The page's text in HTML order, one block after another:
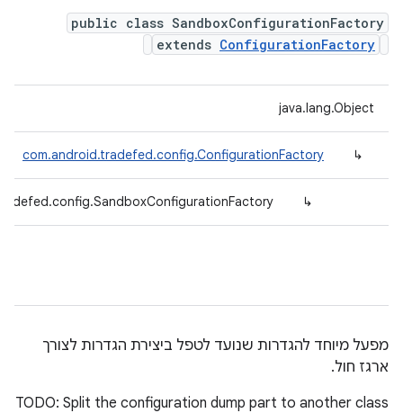
public class SandboxConfigurationFactory
extends ConfigurationFactory
java.lang.Object
↳
com.android.tradefed.config.ConfigurationFactory
↳
מפעל מיוחד להגדרות שנועד לטפל ביצירת הגדרות לצורך
ארגז חול.
TODO: Split the configuration dump part to another class